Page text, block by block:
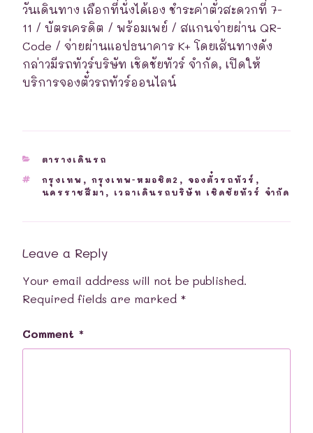
วันเดินทาง เลือกที่นั่งได้เอง ชำระค่าตั๋วสะดวกที่ 7-
11 / บัตรเครดิต / พร้อมเพย์ / สแกนจ่ายผ่าน QR-
Code / จ่ายผ่านแอปธนาคาร K+ โดยเส้นทางดัง
กล่าวมีรถทัวร์บริษัท เชิดชัยทัวร์ จำกัด, เปิดให้
บริการจองตั๋วรถทัวร์ออนไลน์
CATEGORIES
ตารางเดินรถ
TAGS
กรุงเทพ , กรุงเทพ-หมอชิต2 , จองตั๋วรถทัวร์ ,
นครราชสีมา , เวลาเดินรถบริษัท เชิดชัยทัวร์ จำกัด
Leave a Reply
Your email address will not be published.
Required fields are marked *
Comment *